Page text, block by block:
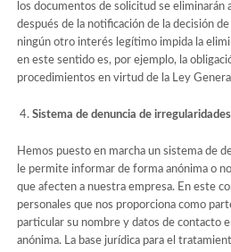
los documentos de solicitud se eliminarán
después de la notificación de la decisión
ningún otro interés legítimo impida la
en este sentido es, por ejemplo, la
procedimientos en virtud de la Ley
Sistema de denuncia de irregularidades
Hemos puesto en marcha un sistema de
le permite informar de forma anónima o
que afecten a nuestra empresa. En este
personales que nos proporciona como
particular su nombre y datos de contacto
anónima. La base jurídica para el